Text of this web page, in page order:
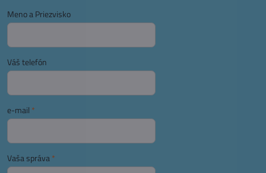
Meno a Priezvisko
Váš telefón
e-mail *
Vaša správa*